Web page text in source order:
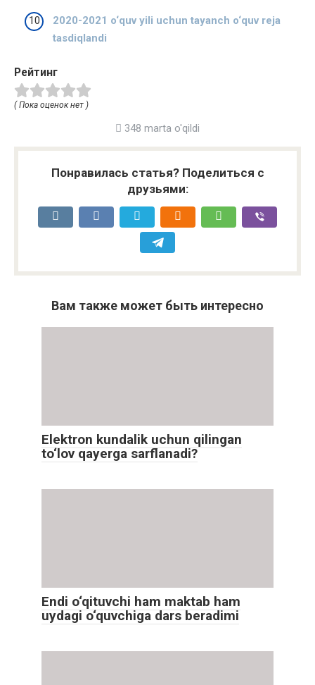
2020-2021 o‘quv yili uchun tayanch o‘quv reja
tasdiqlandi
Рейтинг
( Пока оценок нет )
348 marta o'qildi
Понравилась статья? Поделиться с
друзьями:
Вам также может быть интересно
Elektron kundalik uchun qilingan
to‘lov qayerga sarflanadi?
Endi o‘qituvchi ham maktab ham
uydagi o‘quvchiga dars beradimi